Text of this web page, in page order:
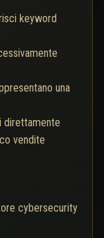
keyword
una
direttamente
vendite